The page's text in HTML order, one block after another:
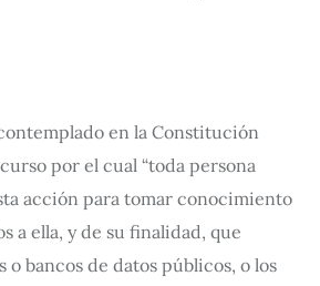
en la Constitución
por el cual “toda persona
acción para tomar conocimiento
a ella, y de su finalidad, que
bancos de datos públicos, o los